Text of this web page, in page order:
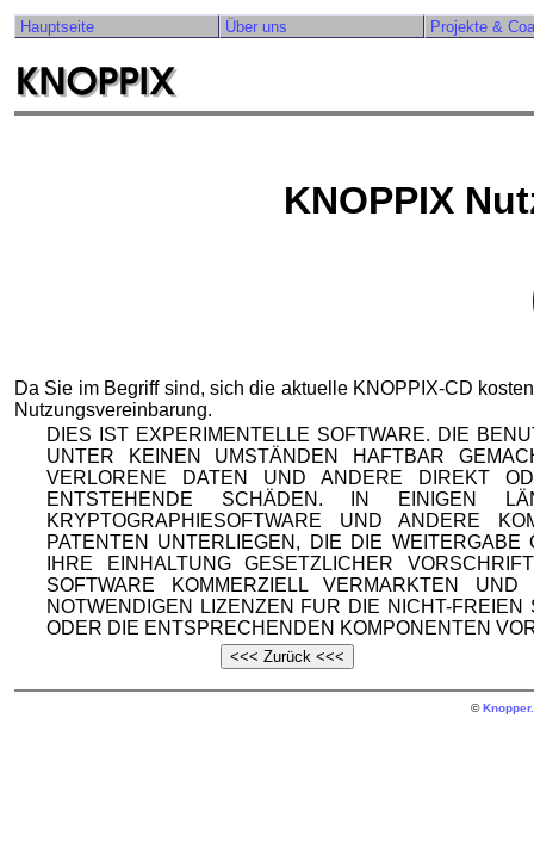
Hauptseite Über uns Projekte &
KNOPPIX
Da Sie im Begriff sind, sich die aktuelle KNOPPIX-CD
Nutzungsvereinbarung.
DIES IST EXPERIMENTELLE SOFTWARE. DIE
UNTER KEINEN UMSTÄNDEN HAFTBAR
VERLORENE DATEN UND ANDERE DIREKT
ENTSTEHENDE SCHÄDEN. IN EINIGEN
KRYPTOGRAPHIESOFTWARE UND ANDERE
PATENTEN UNTERLIEGEN, DIE DIE
IHRE EINHALTUNG GESETZLICHER
SOFTWARE KOMMERZIELL VERMARKTEN
NOTWENDIGEN LIZENZEN FUR DIE NICHT-
ODER DIE ENTSPRECHENDEN KOMPONENTEN
©